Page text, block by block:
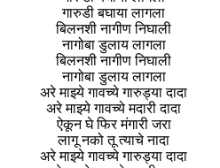
गारुडी बघाया लागला
बिलनशी नागीण निघाली
नागोबा डुलाय लागला
बिलनशी नागीण निघाली
नागोबा डुलाय लागला
अरे माझ्ये गावच्ये गारुड्या दादा
अरे माझ्ये गावच्ये मदारी दादा
ऐकून घे फिर मंगारी जरा
लागू नको तू त्याचे नादा
अरे माझ्ये गावच्ये गारुड्या दादा